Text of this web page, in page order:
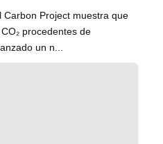
Carbon Project muestra que
procedentes de
un n...